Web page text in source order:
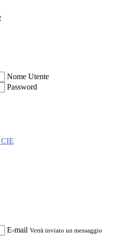
Nome Utente
Password
E-mail Verrà inviato un messaggio